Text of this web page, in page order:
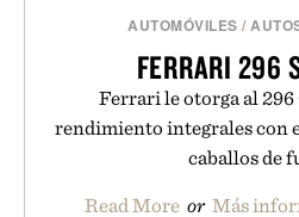
AUTOMÓVILES /
FERRARI 296
Ferrari le otorga al 296
rendimiento integrales con
caballos de
Read More or Más